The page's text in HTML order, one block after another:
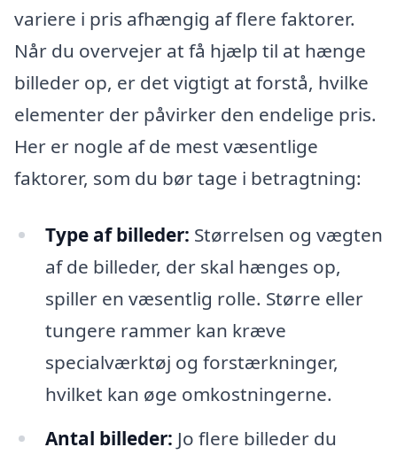
variere i pris afhængig af flere faktorer.
Når du overvejer at få hjælp til at hænge
billeder op, er det vigtigt at forstå, hvilke
elementer der påvirker den endelige pris.
Her er nogle af de mest væsentlige
faktorer, som du bør tage i betragtning:
Type af billeder: Størrelsen og vægten
af de billeder, der skal hænges op,
spiller en væsentlig rolle. Større eller
tungere rammer kan kræve
specialværktøj og forstærkninger,
hvilket kan øge omkostningerne.
Antal billeder: Jo flere billeder du